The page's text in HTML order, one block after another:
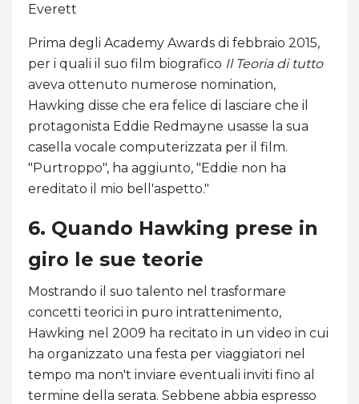
Everett
Prima degli Academy Awards di febbraio 2015,
per i quali il suo film biografico Il Teoria di tutto
aveva ottenuto numerose nomination,
Hawking disse che era felice di lasciare che il
protagonista Eddie Redmayne usasse la sua
casella vocale computerizzata per il film.
"Purtroppo", ha aggiunto, "Eddie non ha
ereditato il mio bell'aspetto."
6. Quando Hawking prese in
giro le sue teorie
Mostrando il suo talento nel trasformare
concetti teorici in puro intrattenimento,
Hawking nel 2009 ha recitato in un video in cui
ha organizzato una festa per viaggiatori nel
tempo ma non't inviare eventuali inviti fino al
termine della serata. Sebbene abbia espresso